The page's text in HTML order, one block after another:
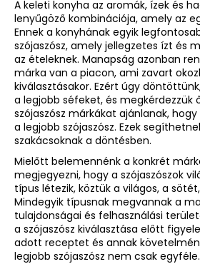
A keleti konyha az aromák, ízek és
lenyűgöző kombinációja, amely az
Ennek a konyhának egyik
szójaszósz, amely jellegzetes ízt és
az ételeknek. Manapság azonban
márka van a piacon, ami zavart
kiválasztásakor. Ezért úgy
a legjobb séfeket, és megkérdezzük
szójaszósz márkákat ajánlanak,
a legjobb szójaszósz. Ezek
szakácsoknak a döntésben.
Mielőtt belemennénk a konkrét
megjegyezni, hogy a szójaszószok
típus létezik, köztük a világos, a
Mindegyik típusnak megvannak a
tulajdonságai és felhasználási
a szójaszósz kiválasztása előtt
adott receptet és annak
legjobb szójaszósz nem csak egyféle.
?
KERESÉS